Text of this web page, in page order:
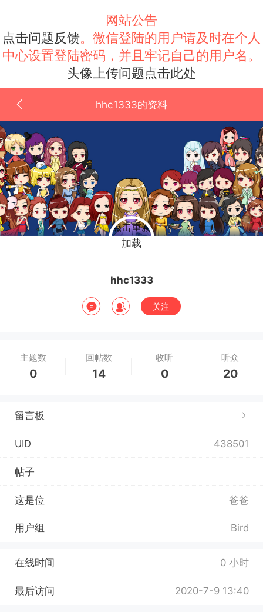
网站公告
点击问题反馈。微信登陆的用户请及时在个人
中心设置登陆密码，并且牢记自己的用户名。
头像上传问题点击此处
hhc1333的资料
点击重新
加载
hhc1333
关注
主题数
0
回帖数
14
收听
0
听众
20
留言板
UID 438501
帖子
这是位 爸爸
用户组 Bird
在线时间 0 小时
最后访问 2020-7-9 13:40